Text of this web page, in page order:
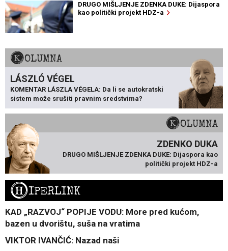
DRUGO MIŠLJENJE ZDENKA DUKE: Dijaspora
kao politički projekt HDZ-a
KOLUMNA
LÁSZLÓ VÉGEL
KOMENTAR LÁSZLA VÉGELA: Da li se autokratski
sistem može srušiti pravnim sredstvima?
KOLUMNA
ZDENKO DUKA
DRUGO MIŠLJENJE ZDENKA DUKE: Dijaspora kao
politički projekt HDZ-a
HIPERLINK
KAD „RAZVOJ“ POPIJE VODU: More pred kućom,
bazen u dvorištu, suša na vratima
VIKTOR IVANČIĆ: Nazad naši